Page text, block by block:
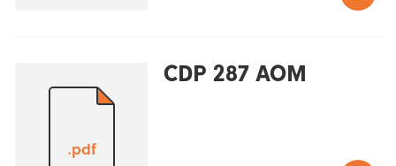
.pdf
CDP 287 AOM